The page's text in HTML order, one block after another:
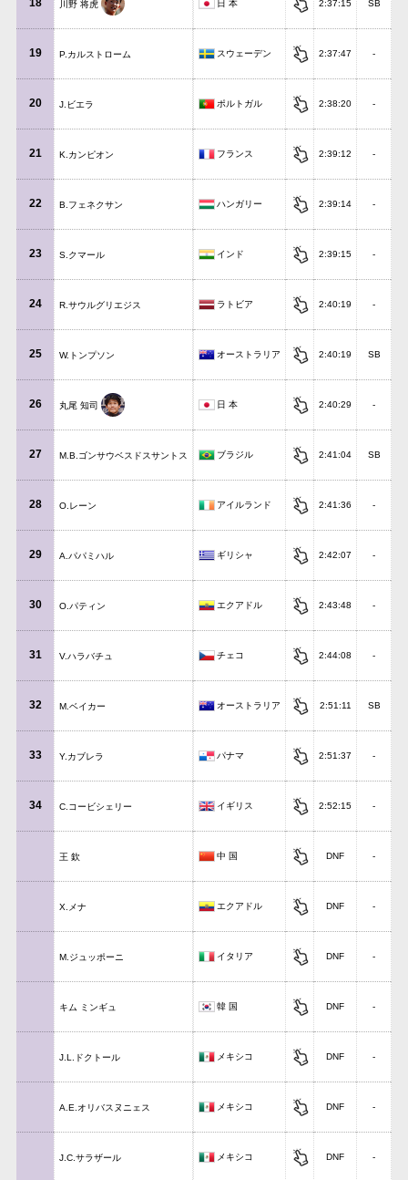
18 川野 将虎 日 本 2:37:15 SB
19 P.カルストローム スウェーデン 2:37:47 -
20 J.ビエラ ポルトガル 2:38:20 -
21 K.カンピオン フランス 2:39:12 -
22 B.フェネクサン ハンガリー 2:39:14 -
23 S.クマール インド 2:39:15 -
24 R.サウルグリエジス ラトビア 2:40:19 -
25 W.トンプソン オーストラリア 2:40:19 SB
26 丸尾 知司 日 本 2:40:29 -
27 M.B.ゴンサウベスドスサントス ブラジル 2:41:04 SB
28 O.レーン アイルランド 2:41:36 -
29 A.パパミハル ギリシャ 2:42:07 -
30 O.パティン エクアドル 2:43:48 -
31 V.ハラバチュ チェコ 2:44:08 -
32 M.ベイカー オーストラリア 2:51:11 SB
33 Y.カブレラ パナマ 2:51:37 -
34 C.コービシェリー イギリス 2:52:15 -
王 欽 中 国 DNF -
X.メナ エクアドル DNF -
M.ジュッポーニ イタリア DNF -
キム ミンギュ 韓 国 DNF -
J.L.ドクトール メキシコ DNF -
A.E.オリバスヌニェス メキシコ DNF -
J.C.サラザール メキシコ DNF -